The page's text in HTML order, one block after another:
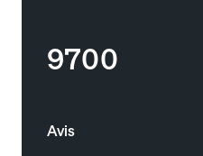
9700
Avis